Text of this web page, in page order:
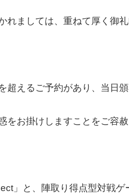
れましては、重ねて厚く御礼
超えるご予約があり、当日
をお掛けしますことをご容赦
」と、陣取り得点型対戦